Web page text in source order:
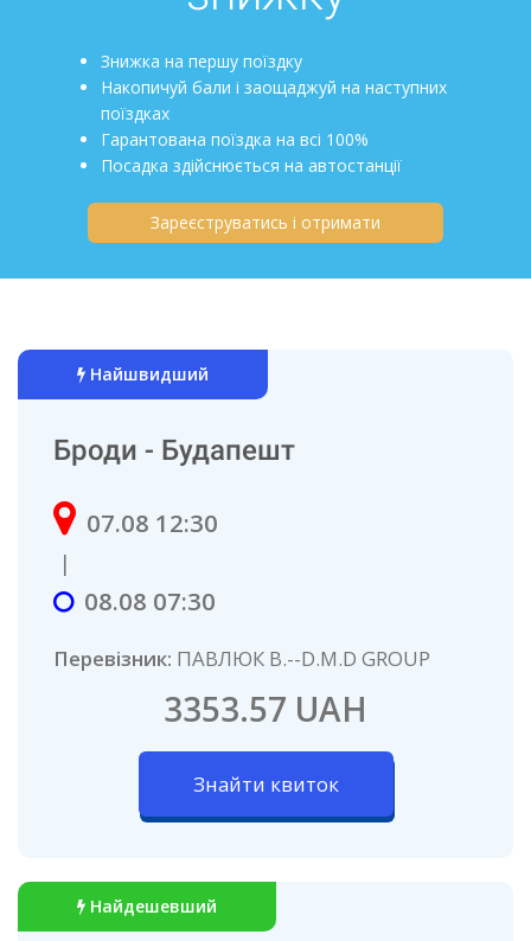
Знижка на першу поїздку
Накопичуй бали і заощаджуй на наступних
поїздках
Гарантована поїздка на всі 100%
Посадка здійснюється на автостанції
Зареєструватись і отримати
Найшвидший
Броди - Будапешт
07.08 12:30
|
08.08 07:30
Перевізник: ПАВЛЮК В.--D.M.D GROUP
Знайти квиток
3353.57 UAH
Найдешевший